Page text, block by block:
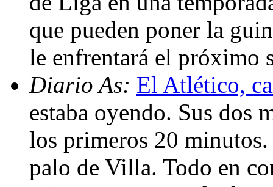
que pueden poner la
le enfrentará el
Diario As: El Atlético,
estaba oyendo. Sus dos
los primeros 20
palo de Villa. Todo en